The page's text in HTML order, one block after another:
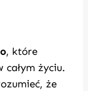
, które
całym życiu.
że